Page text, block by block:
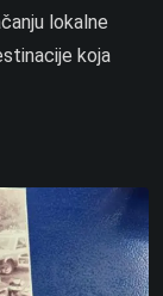
lokalne
koja